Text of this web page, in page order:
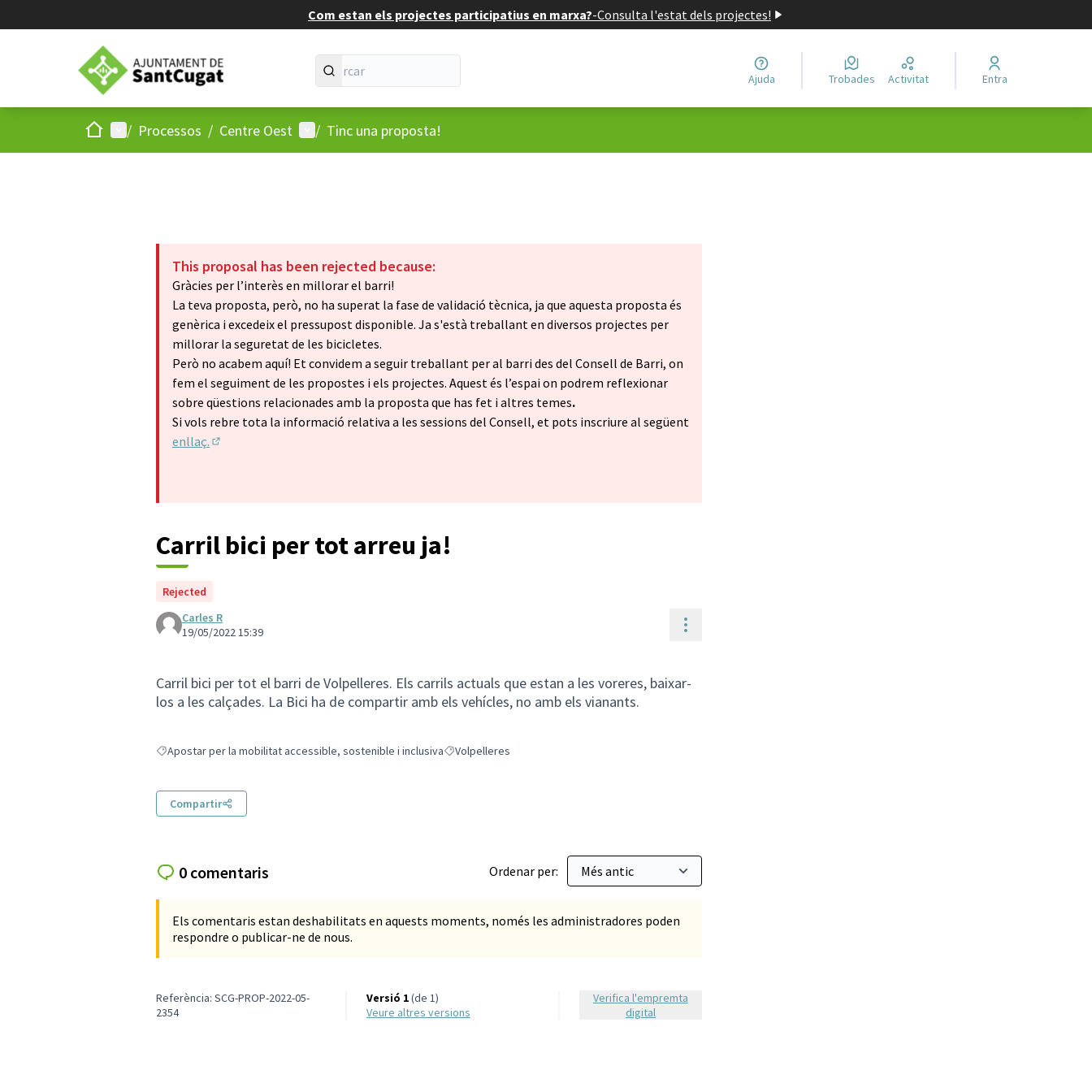
Com estan els projectes participatius en marxa?-Consulta l'estat dels projectes!
Ajuda Trobades Activitat Entra
Inici Menú principal
/ Processos / Centre Oest Menú d'usuari
/ Tinc una proposta!
This proposal has been rejected because:
Gràcies per l’interès en millorar el barri!
La teva proposta, però, no ha superat la fase de validació tècnica, ja que aquesta proposta és
genèrica i excedeix el pressupost disponible. Ja s'està treballant en diversos projectes per
millorar la seguretat de les bicicletes.
Però no acabem aquí! Et convidem a seguir treballant per al barri des del Consell de Barri, on
fem el seguiment de les propostes i els projectes. Aquest és l’espai on podrem reflexionar
sobre qüestions relacionades amb la proposta que has fet i altres temes.
Si vols rebre tota la informació relativa a les sessions del Consell, et pots inscriure al següent
enllaç.
Carril bici per tot arreu ja!
Rejected
Carles R
19/05/2022 15:39
Controls de recursos
Carril bici per tot el barri de Volpelleres. Els carrils actuals que estan a les voreres, baixar-
los a les calçades. La Bici ha de compartir amb els vehícles, no amb els vianants.
Resultats en filtrar per: Apostar per la mobilitat accessible, sostenible i inclusiva
Apostar per la mobilitat accessible, sostenible i inclusivaResultats en filtrar per: Volpelleres
Volpelleres
Compartir
0 comentaris Ordenar per:
Els comentaris estan deshabilitats en aquests moments, només les administradores poden
respondre o publicar-ne de nous.
Referència: SCG-PROP-2022-05-
2354
Versió 1(de 1)
veure altres versions
Verifica l'empremta
digital